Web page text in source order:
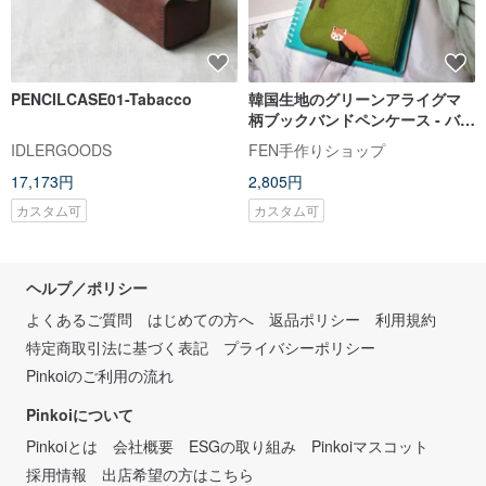
PENCILCASE01-Tabacco
IDLERGOODS
17,173円
カスタム可
韓国生地のグリーンアライグマ
柄ブックバンドペンケース - バン
ドタイプペンケース - ブックバン
ドペンケース - 束ねるペンケース
- ブックバウンドペンケース
FEN手作りショップ
2,805円
カスタム可
ヘルプ／ポリシー
よくあるご質問
はじめての方へ 返品ポリシー
利用規約
特定商取引法に基づく表記
プライバシーポリシー
Pinkoiのご利用の流れ
Pinkoiについて
Pinkoiとは
会社概要 ESGの取り組み
Pinkoiマスコット
採用情報
出店希望の方はこちら